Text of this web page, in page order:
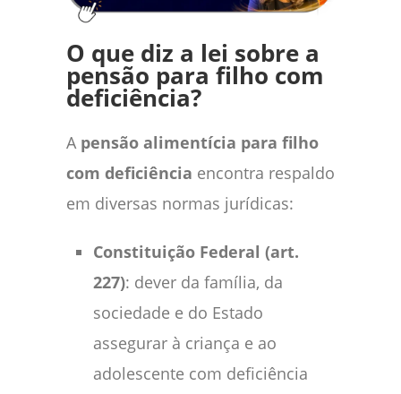
O que diz a lei sobre a
pensão para filho com
deficiência?
A pensão alimentícia para filho
com deficiência encontra respaldo
em diversas normas jurídicas:
Constituição Federal (art.
227): dever da família, da
sociedade e do Estado
assegurar à criança e ao
adolescente com deficiência